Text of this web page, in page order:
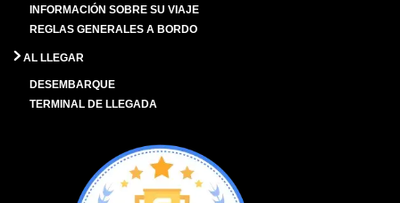
INFORMACIÓN SOBRE SU VIAJE
REGLAS GENERALES A BORDO
AL LLEGAR
DESEMBARQUE
TERMINAL DE LLEGADA